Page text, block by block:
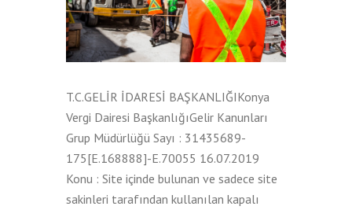
T.C.GELİR İDARESİ BAŞKANLIĞIKonya
Vergi Dairesi BaşkanlığıGelir Kanunları
Grup Müdürlüğü Sayı : 31435689-
175[E.168888]-E.70055 16.07.2019
Konu : Site içinde bulunan ve sadece site
sakinleri tarafından kullanılan kapalı